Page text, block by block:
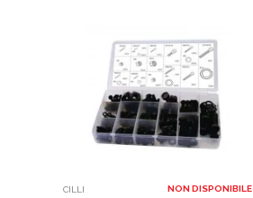
CILLI NON DISPONIBILE